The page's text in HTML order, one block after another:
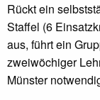
Rückt ein
Staffel (6
aus, führt ein
zweiwöchiger
Münster